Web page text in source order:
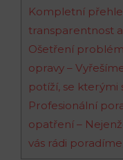
Kompletní
transparentnost
Ošetření
opravy –
potíží, se kterými
Profesionální
opatření –
vás rádi